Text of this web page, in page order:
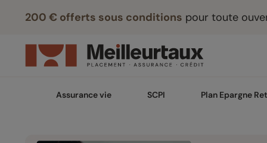
200 € offerts sous conditions pour toute
Assurance vie SCPI Plan Epargne